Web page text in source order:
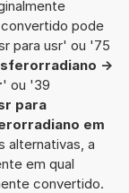
pode
para usr' ou '75
->
' ou '39
para
em
alternativas, a
em qual
convertido.